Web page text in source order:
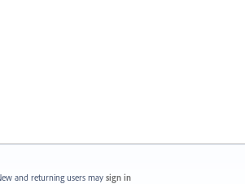
and returning users may sign in